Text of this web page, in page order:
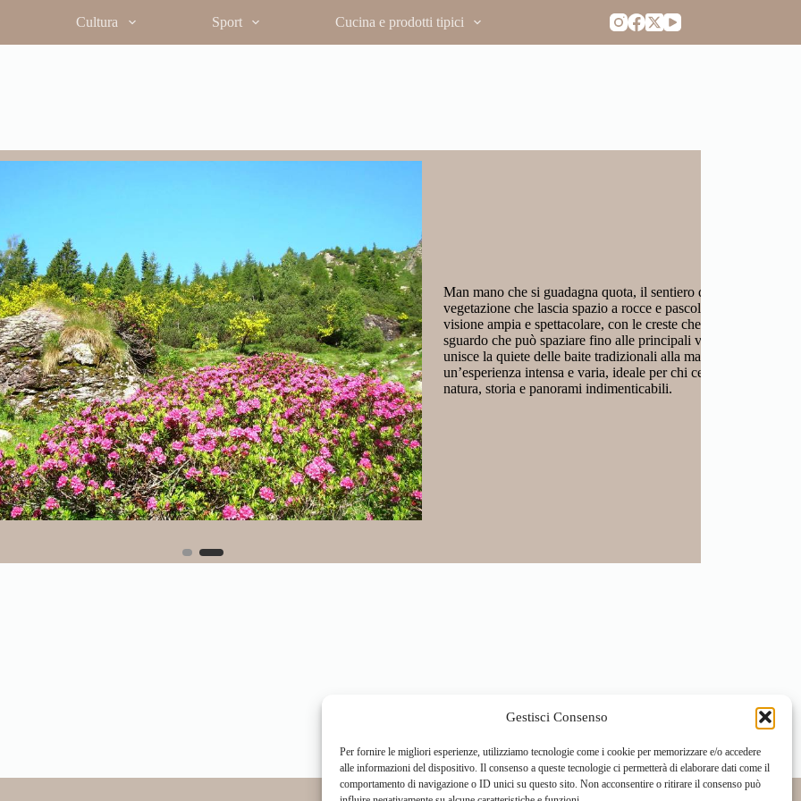
Gestisci Consenso
Per fornire le migliori esperienze, utilizziamo tecnologie come i cookie per memorizzare e/o accedere
alle informazioni del dispositivo. Il consenso a queste tecnologie ci permetterà di elaborare dati come il
comportamento di navigazione o ID unici su questo sito. Non acconsentire o ritirare il consenso può
Cultura Sport Cucina e prodotti tipici
più aspro e selvaggio, con la
L’arrivo ai Tre Pizzi regala una
stagliano nitide contro il cielo e lo
delle Orobie. È un percorso che
della montagna, regalando
un itinerario capace di combinare